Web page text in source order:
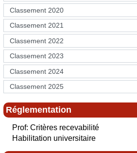
Réglementation
Prof: Critères recevabilité
Habilitation universitaire